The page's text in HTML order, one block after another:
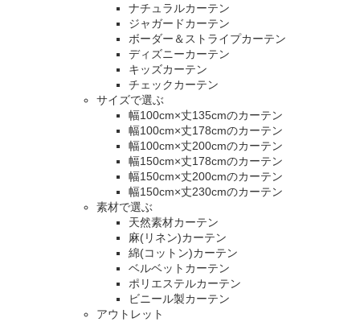
ナチュラルカーテン
ジャガードカーテン
ボーダー＆ストライプカーテン
ディズニーカーテン
キッズカーテン
チェックカーテン
サイズで選ぶ
幅100cm×丈135cmのカーテン
幅100cm×丈178cmのカーテン
幅100cm×丈200cmのカーテン
幅150cm×丈178cmのカーテン
幅150cm×丈200cmのカーテン
幅150cm×丈230cmのカーテン
素材で選ぶ
天然素材カーテン
麻(リネン)カーテン
綿(コットン)カーテン
ベルベットカーテン
ポリエステルカーテン
ビニール製カーテン
アウトレット